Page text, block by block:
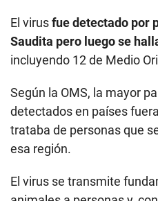
El virusfue detectado por
Saudita pero luego se
incluyendo 12 de Medio
Según la OMS, la mayor
detectados en países
trataba de personas que
esa región.
El virus se transmite